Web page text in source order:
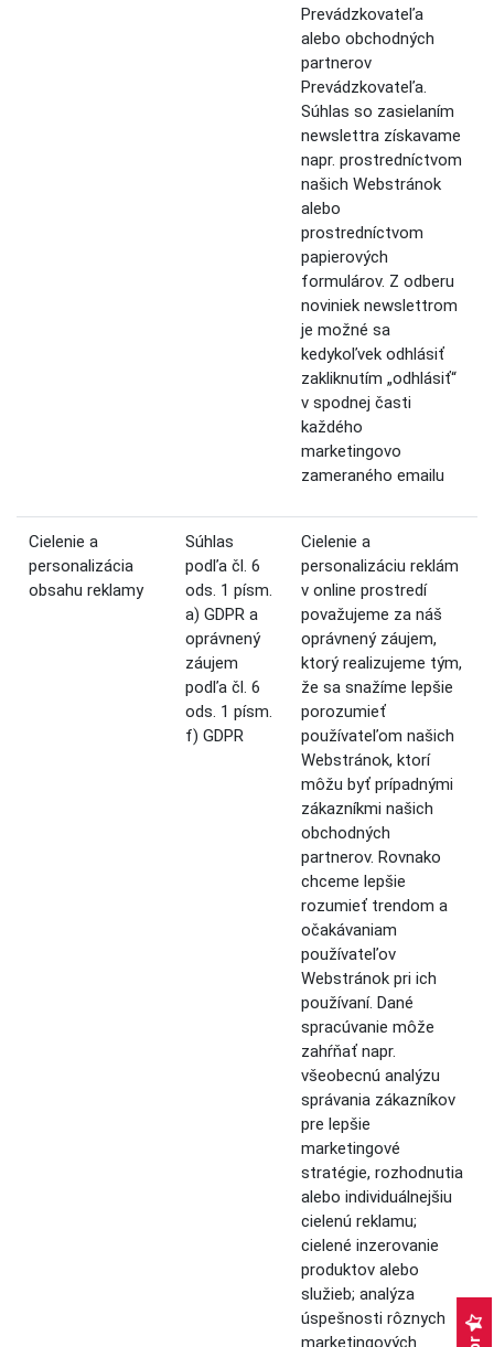
Prevádzkovateľa
alebo obchodných
partnerov
Prevádzkovateľa.
Súhlas so zasielaním
newslettra získavame
napr. prostredníctvom
našich Webstránok
alebo
prostredníctvom
papierových
formulárov. Z odberu
noviniek newslettrom
je možné sa
kedykoľvek odhlásiť
zakliknutím „odhlásiť“
v spodnej časti
každého
marketingovo
zameraného emailu
Cielenie a
personalizácia
obsahu reklamy
Súhlas
podľa čl. 6
ods. 1 písm.
a) GDPR a
oprávnený
záujem
podľa čl. 6
ods. 1 písm.
f) GDPR
Cielenie a
personalizáciu reklám
v online prostredí
považujeme za náš
oprávnený záujem,
ktorý realizujeme tým,
že sa snažíme lepšie
porozumieť
používateľom našich
Webstránok, ktorí
môžu byť prípadnými
zákazníkmi našich
obchodných
partnerov. Rovnako
chceme lepšie
rozumieť trendom a
očakávaniam
používateľov
Webstránok pri ich
používaní. Dané
spracúvanie môže
zahŕňať napr.
všeobecnú analýzu
správania zákazníkov
pre lepšie
marketingové
stratégie, rozhodnutia
alebo individuálnejšiu
cielenú reklamu;
cielené inzerovanie
produktov alebo
služieb; analýza
úspešnosti rôznych
marketingových